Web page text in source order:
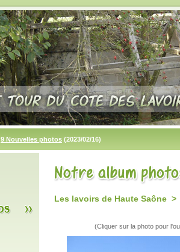
9 Nouvelles photos (2023/02/16)
Les lavoirs de Haute Saône
(Cliquer sur la photo pour